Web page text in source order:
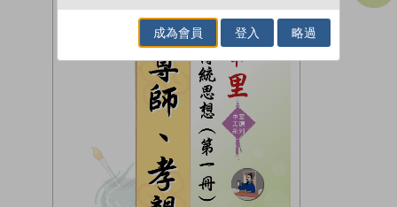
成為會員 登入 略過